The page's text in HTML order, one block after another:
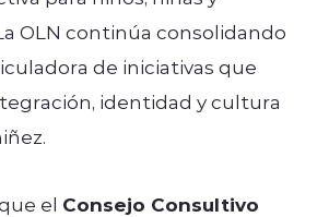
OLN continúa consolidando
de iniciativas que
identidad y cultura
el Consejo Consultivo